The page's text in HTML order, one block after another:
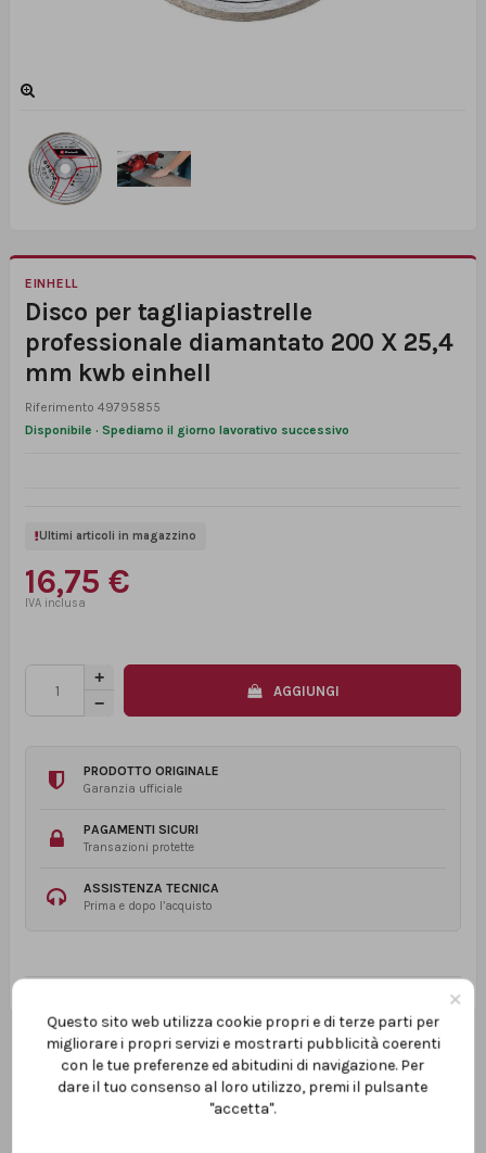
EINHELL
Disco per tagliapiastrelle
professionale diamantato 200 X 25,4
mm kwb einhell
Riferimento 49795855
Disponibile · Spediamo il giorno lavorativo successivo
Ultimi articoli in magazzino
16,75 €
AGGIUNGI
PRODOTTO ORIGINALE
Garanzia ufficiale
PAGAMENTI SICURI
Transazioni protette
ASSISTENZA TECNICA
Prima e dopo l’acquisto
×
Questo sito web utilizza cookie propri e di terze parti per
migliorare i propri servizi e mostrarti pubblicità coerenti
con le tue preferenze ed abitudini di navigazione. Per
dare il tuo consenso al loro utilizzo, premi il pulsante
"accetta".